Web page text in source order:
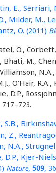
E., Serriari,
Milder, M.,
O. (2011)
O., Corbett,
Bhati, M.,
O’Hair,
D.P.,
717–723.
Z.,
N.A.,
D.P., Kjer-
) Nature, 509,